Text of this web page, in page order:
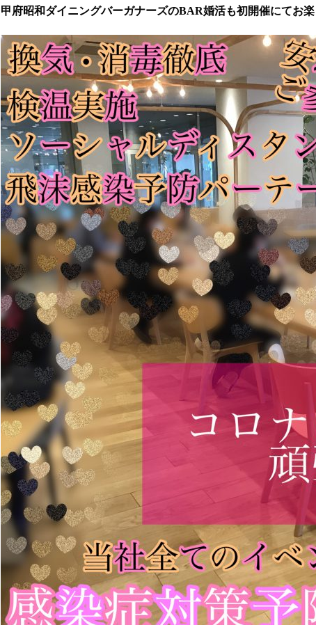
甲府昭和ダイニングバーガナーズのBAR婚活も初開催にてお